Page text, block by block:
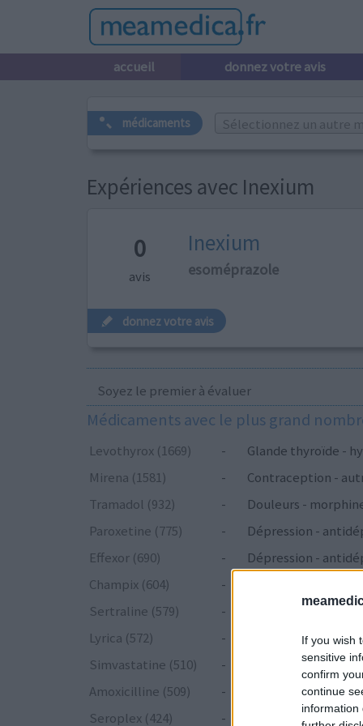
If you wish
sensitive
confirm
continue
information
accueil donnez votre avis
médicaments Sélectionnez un autre
Expériences avec Inexium
0
avis
Inexium
esoméprazole
donnez votre avis
Soyez le premier à évaluer
Médicaments avec le plus grand
Levothyrox (1669) -
Glande thyroïde -
Mirena (1581)
-
Contraception -
Tramadol (932)
-
Douleurs -
Paroxetine (775)
-
Dépression -
Effexor (690)
-
Dépression -
Champix (604)
-
Sertraline (579)
-
Dépression -
Lyrica (572)
-
Simvastatine (510)
-
Cholestérol
Amoxicilline (509)
-
Antibiotiques -
Seroplex (424)
-
Dépression -